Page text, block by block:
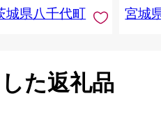
城県八千代町
宮城
た返礼品